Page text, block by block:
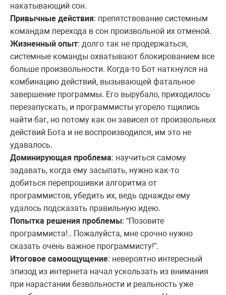
накатывающий сон.
Привычные действия: препятствование системным
командам перехода в сон произвольной их отменой.
Жизненный опыт: долго так не продержаться,
системные команды охватывают блокированием все
больше произвольности. Когда-то Бот наткнулся на
комбинацию действий, вызывающей фатальное
завершение программы. Его вырубало, приходилось
перезапускать, и программисты угорело тщились
найти баг, но потому как он зависел от произвольных
действий Бота и не воспроизводился, им это не
удавалось.
Доминирующая проблема: научиться самому
задавать, когда ему засыпать, нужно как-то
добиться перепрошивки алгоритма от
программистов, убедить их, ведь однажды ему
удалось подсказать правильную идею.
Попытка решения проблемы: “Позовите
программиста!.. Пожалуйста, мне срочно нужно
сказать очень важное программисту!”.
Итоговое самоощущение: невероятно интересный
эпизод из интернета начал ускользать из внимания
при нарастании безвольности и реальность уже